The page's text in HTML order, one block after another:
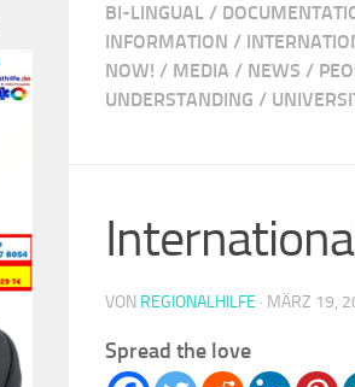
BI-LINGUAL /
INFORMATION /
NOW! / MEDIA / NEWS /
UNDERSTANDING /
VON REGIONALHILFE · MÄRZ 19,
Spread the love